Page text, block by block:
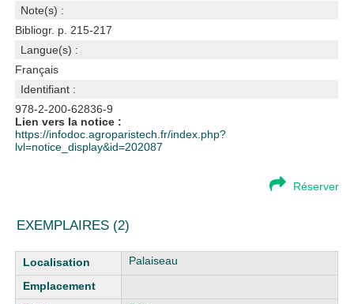
Note(s) :
Bibliogr. p. 215-217
Langue(s) :
Français
Identifiant :
978-2-200-62836-9
Lien vers la notice :
https://infodoc.agroparistech.fr/index.php?
lvl=notice_display&id=202087
Réserver
EXEMPLAIRES (2)
Liste des exemplaires Palaiseau